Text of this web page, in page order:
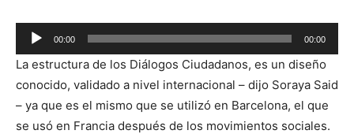
Reproductor
de
audio
00:00 00:00
La estructura de los Diálogos Ciudadanos, es un diseño
conocido, validado a nivel internacional – dijo Soraya Said
– ya que es el mismo que se utilizó en Barcelona, el que
se usó en Francia después de los movimientos sociales.